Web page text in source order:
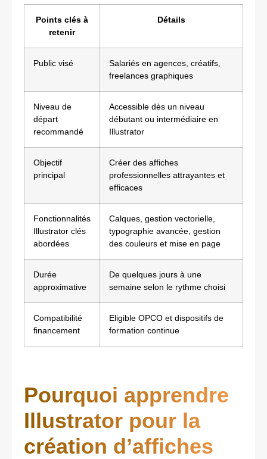
Points clés à
retenir
Détails
Public visé
Salariés en agences, créatifs,
freelances graphiques
Niveau de
départ
recommandé
Accessible dès un niveau
débutant ou intermédiaire en
Illustrator
Objectif
principal
Créer des affiches
professionnelles attrayantes et
efficaces
Fonctionnalités
Illustrator clés
abordées
Calques, gestion vectorielle,
typographie avancée, gestion
des couleurs et mise en page
Durée
approximative
De quelques jours à une
semaine selon le rythme choisi
Compatibilité
financement
Eligible OPCO et dispositifs de
formation continue
Pourquoi apprendre
Illustrator pour la
création d’affiches